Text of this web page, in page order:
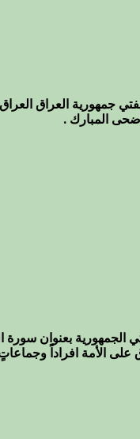
جمهورية العراق العراق
المبارك .
الجمهورية بعنوان سورة
على الأمة افراداً